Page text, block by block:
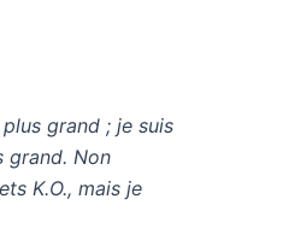
grand ; je suis
grand. Non
K.O., mais je